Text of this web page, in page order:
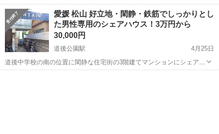
のシェアハウスには130坪もあるお庭があり、各シェアメイトさんが家
庭菜園を楽しむことができます！家庭菜園しながら四季を感じられる
シェアハウスといえます。また女性...
愛媛 松山市 シェアハウス 家庭菜園
愛媛 松山 好立地・閑静・鉄筋でしっかりとし
た男性専用のシェアハウス！3万円から
30,000円
道後公園駅
4月25日
道後中学校の南の位置に閑静な住宅街の3階建てマンションにシェアハ
ウスがあります。こちらはマンションの1室（3LDK）を3人でルームシ